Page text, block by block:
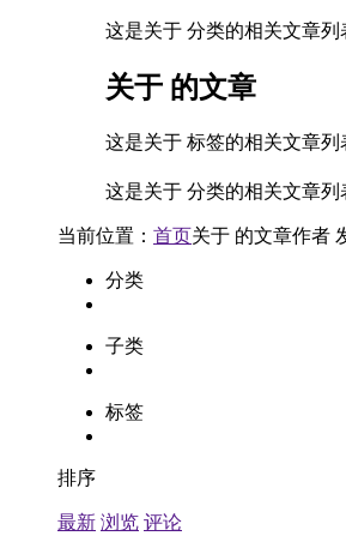
这是关于 分类的相关文章列
关于 的文章
这是关于 标签的相关文章列
这是关于 分类的相关文章列
当前位置： 首页关于 的文章作者
分类
子类
标签
排序
最新 浏览 评论